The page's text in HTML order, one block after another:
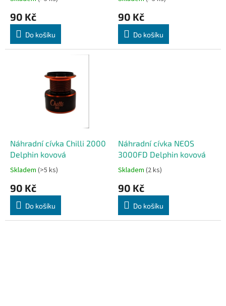
90 Kč
Do košíku
90 Kč
Do košíku
Náhradní cívka Chilli 2000
Delphin kovová
Skladem (>5 ks)
90 Kč
Do košíku
Náhradní cívka NEOS
3000FD Delphin kovová
Skladem (2 ks)
90 Kč
Do košíku